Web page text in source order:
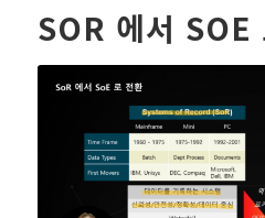
SOR 에서 SOE